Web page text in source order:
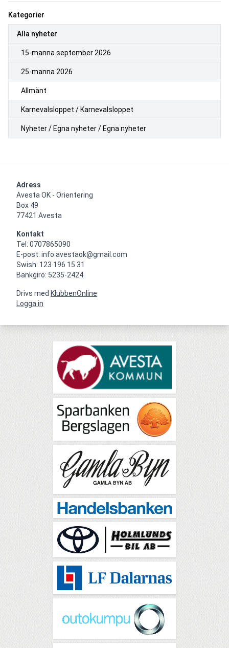
Kategorier
Alla nyheter
15-manna september 2026
25-manna 2026
Allmänt
Karnevalsloppet / Karnevalsloppet
Nyheter / Egna nyheter / Egna nyheter
Adress
Avesta OK - Orientering
Box 49
77421 Avesta
Kontakt
Tel: 0707865090
E-post: info.avestaok@gmail.com
Swish: 123 196 15 31
Bankgiro: 5235-2424
Drivs med KlubbenOnline
Logga in